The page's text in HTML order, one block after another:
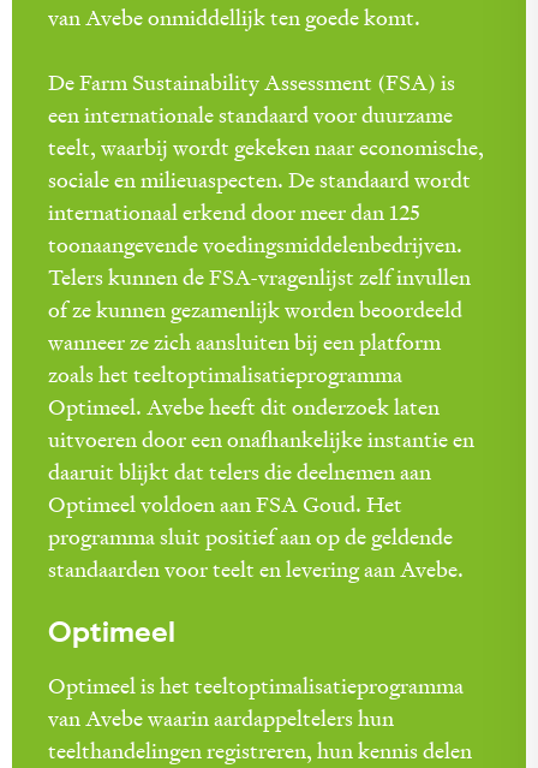
van Avebe onmiddellijk ten goede komt.
De Farm Sustainability Assessment (FSA) is
een internationale standaard voor duurzame
teelt, waarbij wordt gekeken naar economische,
sociale en milieuaspecten. De standaard wordt
internationaal erkend door meer dan 125
toonaangevende voedingsmiddelenbedrijven.
Telers kunnen de FSA-vragenlijst zelf invullen
of ze kunnen gezamenlijk worden beoordeeld
wanneer ze zich aansluiten bij een platform
zoals het teeltoptimalisatieprogramma
Optimeel. Avebe heeft dit onderzoek laten
uitvoeren door een onafhankelijke instantie en
daaruit blijkt dat telers die deelnemen aan
Optimeel voldoen aan FSA Goud. Het
programma sluit positief aan op de geldende
standaarden voor teelt en levering aan Avebe.
Optimeel
Optimeel is het teeltoptimalisatieprogramma
van Avebe waarin aardappeltelers hun
teelthandelingen registreren, hun kennis delen